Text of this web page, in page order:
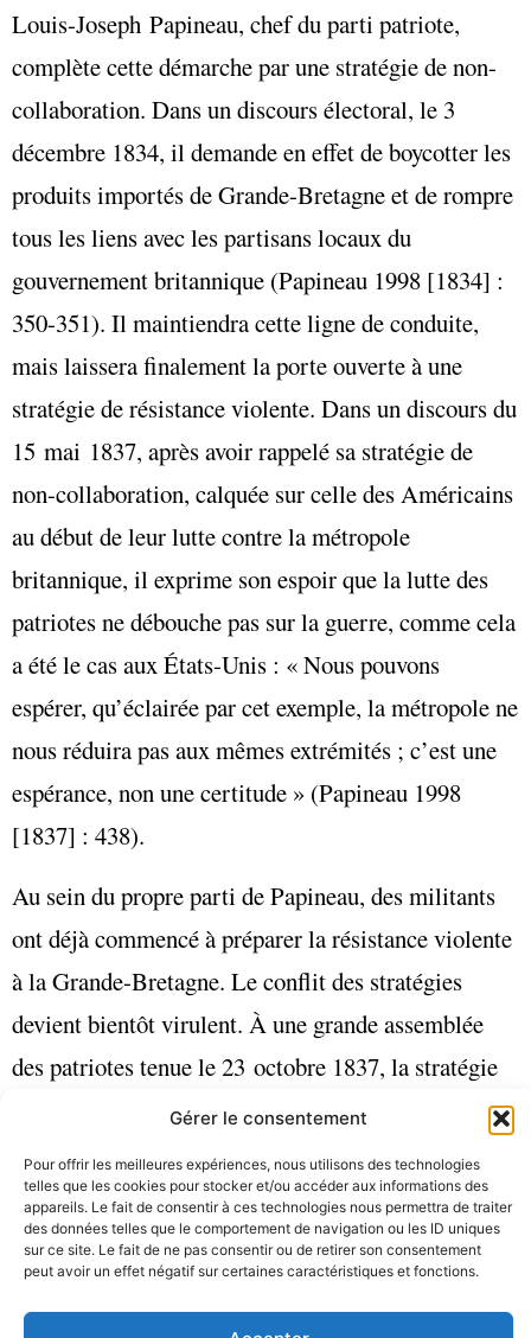
Gérer le consentement
Pour offrir les meilleures expériences, nous utilisons des technologies
telles que les cookies pour stocker et/ou accéder aux informations des
appareils. Le fait de consentir à ces technologies nous permettra de traiter
des données telles que le comportement de navigation ou les ID uniques
sur ce site. Le fait de ne pas consentir ou de retirer son consentement
peut avoir un effet négatif sur certaines caractéristiques et fonctions.
Louis-Joseph Papineau, chef du parti patriote,
complète cette démarche par une stratégie de non-
collaboration. Dans un discours électoral, le 3
décembre 1834, il demande en effet de boycotter les
produits importés de Grande-Bretagne et de rompre
tous les liens avec les partisans locaux du
gouvernement britannique (Papineau 1998 [1834] :
350-351). Il maintiendra cette ligne de conduite,
mais laissera finalement la porte ouverte à une
stratégie de résistance violente. Dans un discours du
15 mai 1837, après avoir rappelé sa stratégie de
non-collaboration, calquée sur celle des Américains
au début de leur lutte contre la métropole
britannique, il exprime son espoir que la lutte des
patriotes ne débouche pas sur la guerre, comme cela
a été le cas aux États-Unis : « Nous pouvons
espérer, qu’éclairée par cet exemple, la métropole ne
nous réduira pas aux mêmes extrémités ; c’est une
espérance, non une certitude » (Papineau 1998
[1837] : 438).
Au sein du propre parti de Papineau, des militants
ont déjà commencé à préparer la résistance violente
à la Grande-Bretagne. Le conflit des stratégies
devient bientôt virulent. À une grande assemblée
des patriotes tenue le 23 octobre 1837, la stratégie
de non-collaboration et de résistance non violente
du chef des patriotes est désavouée publiquement
par Wolfred Nelson, l’un des plus ardents partisans
de la lutte violente contre la Grande-Bretagne : « Je
diffère d’opinion avec M. Papineau. Je dis que le
temps est venu. Je vous conseille de mettre de côté